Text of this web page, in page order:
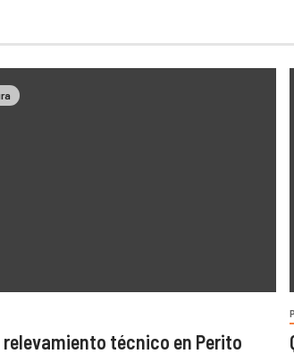
técnico en Perito